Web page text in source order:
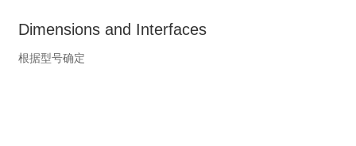
Dimensions and Interfaces
根据型号确定